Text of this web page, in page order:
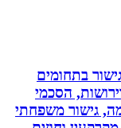
בתחומים
הסכמי
גישור משפחתי